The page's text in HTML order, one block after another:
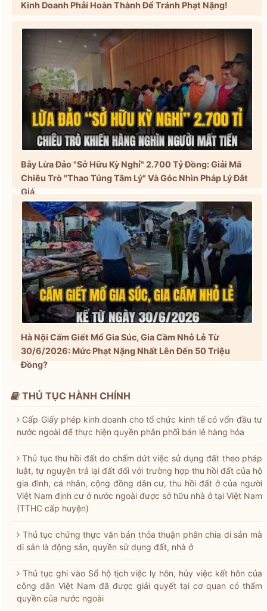
Kinh Doanh Phải Hoàn Thành Để Tránh Phạt Nặng!
Bẫy Lừa Đảo "Sở Hữu Kỳ Nghỉ" 2.700 Tỷ Đồng: Giải Mã
Chiêu Trò "Thao Túng Tâm Lý" Và Góc Nhìn Pháp Lý Đắt
Giá
Hà Nội Cấm Giết Mổ Gia Súc, Gia Cầm Nhỏ Lẻ Từ
30/6/2026: Mức Phạt Nặng Nhất Lên Đến 50 Triệu
Đồng?
THỦ TỤC HÀNH CHÍNH
Cấp Giấy phép kinh doanh cho tổ chức kinh tế có vốn đầu tư
nước ngoài để thực hiện quyền phân phối bán lẻ hàng hóa
Thủ tục thu hồi đất do chấm dứt việc sử dụng đất theo pháp
luật, tự nguyện trả lại đất đối với trường hợp thu hồi đất của hộ
gia đình, cá nhân, cộng đồng dân cư, thu hồi đất ở của người
Việt Nam định cư ở nước ngoài được sở hữu nhà ở tại Việt Nam
(TTHC cấp huyện)
Thủ tục chứng thực văn bản thỏa thuận phân chia di sản mà
di sản là động sản, quyền sử dụng đất, nhà ở
Thủ tục ghi vào Sổ hộ tịch việc ly hôn, hủy việc kết hôn của
công dân Việt Nam đã được giải quyết tại cơ quan có thẩm
quyền của nước ngoài